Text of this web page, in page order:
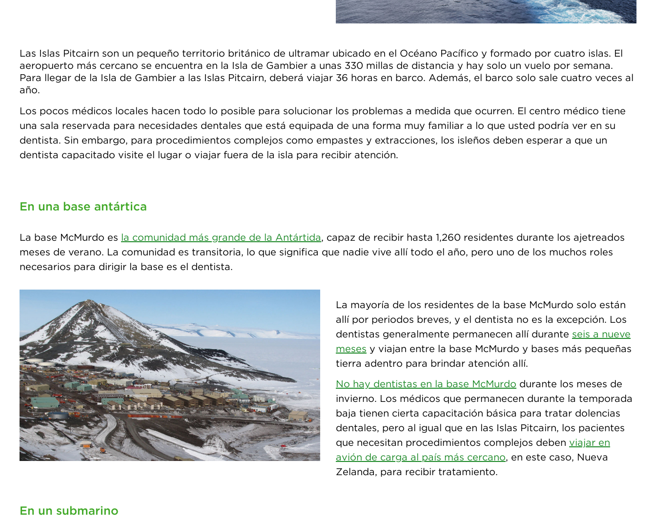
Las Islas Pitcairn son un pequeño territorio británico de ultramar ubicado en el Océano Pacífico y formado por cuatro islas. El
aeropuerto más cercano se encuentra en la Isla de Gambier a unas 330 millas de distancia y hay solo un vuelo por semana.
Para llegar de la Isla de Gambier a las Islas Pitcairn, deberá viajar 36 horas en barco. Además, el barco solo sale cuatro veces al
año.
Los pocos médicos locales hacen todo lo posible para solucionar los problemas a medida que ocurren. El centro médico tiene
una sala reservada para necesidades dentales que está equipada de una forma muy familiar a lo que usted podría ver en su
dentista. Sin embargo, para procedimientos complejos como empastes y extracciones, los isleños deben esperar a que un
dentista capacitado visite el lugar o viajar fuera de la isla para recibir atención.
En una base antártica
La base McMurdo es la comunidad más grande de la Antártida, capaz de recibir hasta 1,260 residentes durante los ajetreados
meses de verano. La comunidad es transitoria, lo que significa que nadie vive allí todo el año, pero uno de los muchos roles
necesarios para dirigir la base es el dentista.
La mayoría de los residentes de la base McMurdo solo están
allí por periodos breves, y el dentista no es la excepción. Los
dentistas generalmente permanecen allí durante seis a nueve
meses y viajan entre la base McMurdo y bases más pequeñas
tierra adentro para brindar atención allí.
No hay dentistas en la base McMurdo durante los meses de
invierno. Los médicos que permanecen durante la temporada
baja tienen cierta capacitación básica para tratar dolencias
dentales, pero al igual que en las Islas Pitcairn, los pacientes
que necesitan procedimientos complejos deben viajar en
avión de carga al país más cercano, en este caso, Nueva
Zelanda, para recibir tratamiento.
En un submarino